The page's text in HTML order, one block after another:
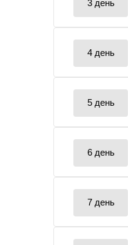
3 день
4 день
5 день
6 день
7 день